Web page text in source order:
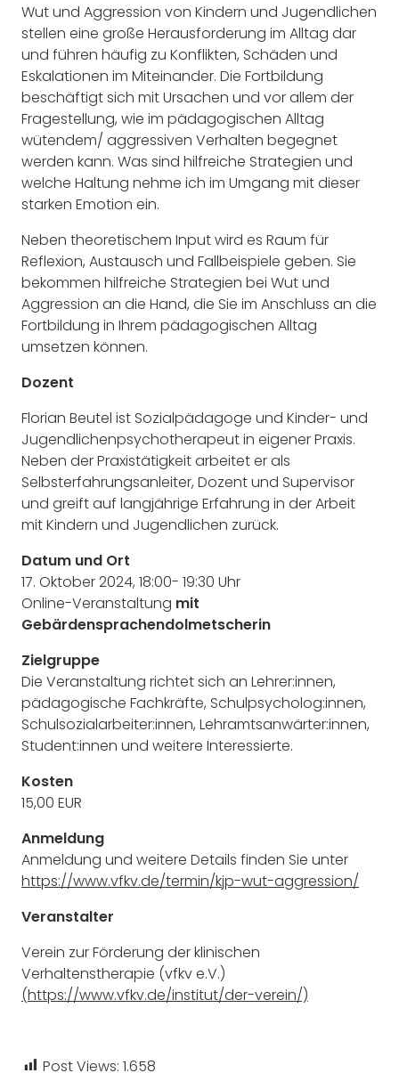
Wut und Aggression von Kindern und Jugendlichen
stellen eine große Herausforderung im Alltag dar
und führen häufig zu Konflikten, Schäden und
Eskalationen im Miteinander. Die Fortbildung
beschäftigt sich mit Ursachen und vor allem der
Fragestellung, wie im pädagogischen Alltag
wütendem/ aggressiven Verhalten begegnet
werden kann. Was sind hilfreiche Strategien und
welche Haltung nehme ich im Umgang mit dieser
starken Emotion ein.
Neben theoretischem Input wird es Raum für
Reflexion, Austausch und Fallbeispiele geben. Sie
bekommen hilfreiche Strategien bei Wut und
Aggression an die Hand, die Sie im Anschluss an die
Fortbildung in Ihrem pädagogischen Alltag
umsetzen können.
Dozent
Florian Beutel ist Sozialpädagoge und Kinder- und
Jugendlichenpsychotherapeut in eigener Praxis.
Neben der Praxistätigkeit arbeitet er als
Selbsterfahrungsanleiter, Dozent und Supervisor
und greift auf langjährige Erfahrung in der Arbeit
mit Kindern und Jugendlichen zurück.
Datum und Ort
17. Oktober 2024, 18:00- 19:30 Uhr
Online-Veranstaltung mit
Gebärdensprachendolmetscherin
Zielgruppe
Die Veranstaltung richtet sich an Lehrer:innen,
pädagogische Fachkräfte, Schulpsycholog:innen,
Schulsozialarbeiter:innen, Lehramtsanwärter:innen,
Student:innen und weitere Interessierte.
Kosten
15,00 EUR
Anmeldung
Anmeldung und weitere Details finden Sie unter
https://www.vfkv.de/termin/kjp-wut-aggression/
Veranstalter
Verein zur Förderung der klinischen
Verhaltenstherapie (vfkv e.V.)
(https://www.vfkv.de/institut/der-verein/)
Post Views: 1.658